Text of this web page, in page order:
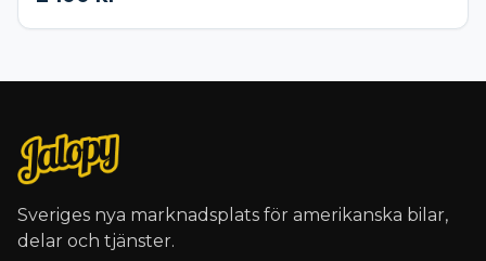
Sveriges nya marknadsplats för amerikanska bilar,
delar och tjänster.